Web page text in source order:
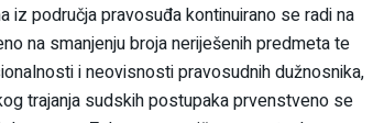
iz područja pravosuđa kontinuirano se radi na
na smanjenju broja neriješenih predmeta te
i neovisnosti pravosudnih dužnosnika,
trajanja sudskih postupaka prvenstveno se